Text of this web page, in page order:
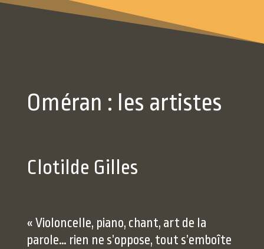
Oméran : les artistes
Clotilde Gilles
« Violoncelle, piano, chant, art de la
parole… rien ne s’oppose, tout s’emboîte